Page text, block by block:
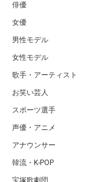
俳優
女優
男性モデル
女性モデル
歌手・アーティスト
お笑い芸人
スポーツ選手
声優・アニメ
アナウンサー
韓流・K-POP
宝塚歌劇団